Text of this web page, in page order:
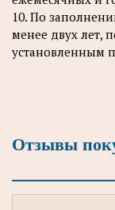
10. По
менее двух лет,
установленным
Отзывы